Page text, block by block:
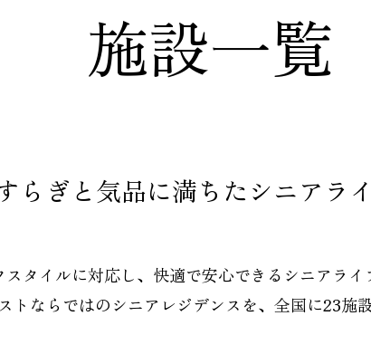
施設一覧
らぎと気品に満ちた シニアラ
タイルに対応し、 快適で安心できるシニアライ
トならではのシニアレジデンスを、 全国に23施